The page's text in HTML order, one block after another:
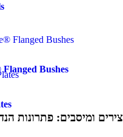
Bushes
צירים ומיסבים: פתרונות